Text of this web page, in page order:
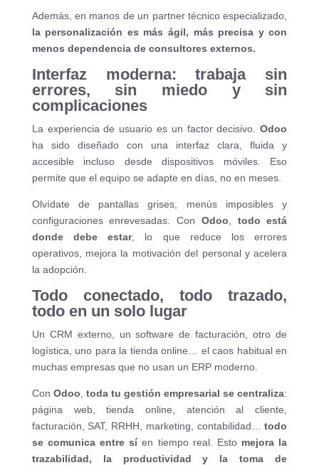
Además, en manos de un partner técnico especializado,
la personalización es más ágil, más precisa y con
menos dependencia de consultores externos.
Interfaz moderna: trabaja sin
errores, sin miedo y sin
complicaciones
La experiencia de usuario es un factor decisivo.Odoo
ha sido diseñado con una interfaz clara, fluida y
accesible incluso desde dispositivos móviles. Eso
permite que el equipo se adapte en días, no en meses.
Olvídate de pantallas grises, menús imposibles y
configuraciones enrevesadas. Con Odoo
todo está
donde debe estar, lo que reduce los errores
operativos, mejora la motivación del personal y acelera
la adopción.
Todo conectado, todo trazado,
todo en un solo lugar
Un CRM externo, un software de facturación, otro de
logística, uno para la tienda online… el caos habitual en
muchas empresas que no usan un ERP moderno.
Con Odoo toda tu gestión empresarial se centraliza:
página web, tienda online, atención al cliente,
facturación, SAT, RRHH, marketing, contabilidad…todo
se comunica entre síen tiempo real. Esto mejora la
trazabilidad, la productividad y la toma de